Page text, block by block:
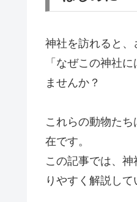
神社を訪れると、
「なぜこの神社
ませんか？
これらの動物た
在です。
この記事では、
りやすく解説して